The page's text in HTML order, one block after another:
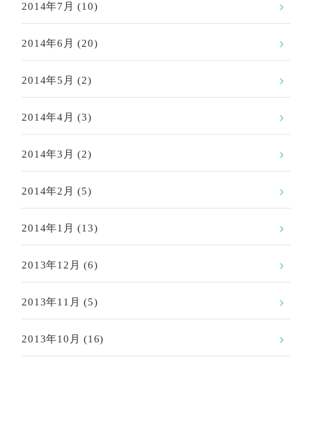
2014年7月 (10)
2014年6月 (20)
2014年5月 (2)
2014年4月 (3)
2014年3月 (2)
2014年2月 (5)
2014年1月 (13)
2013年12月 (6)
2013年11月 (5)
2013年10月 (16)